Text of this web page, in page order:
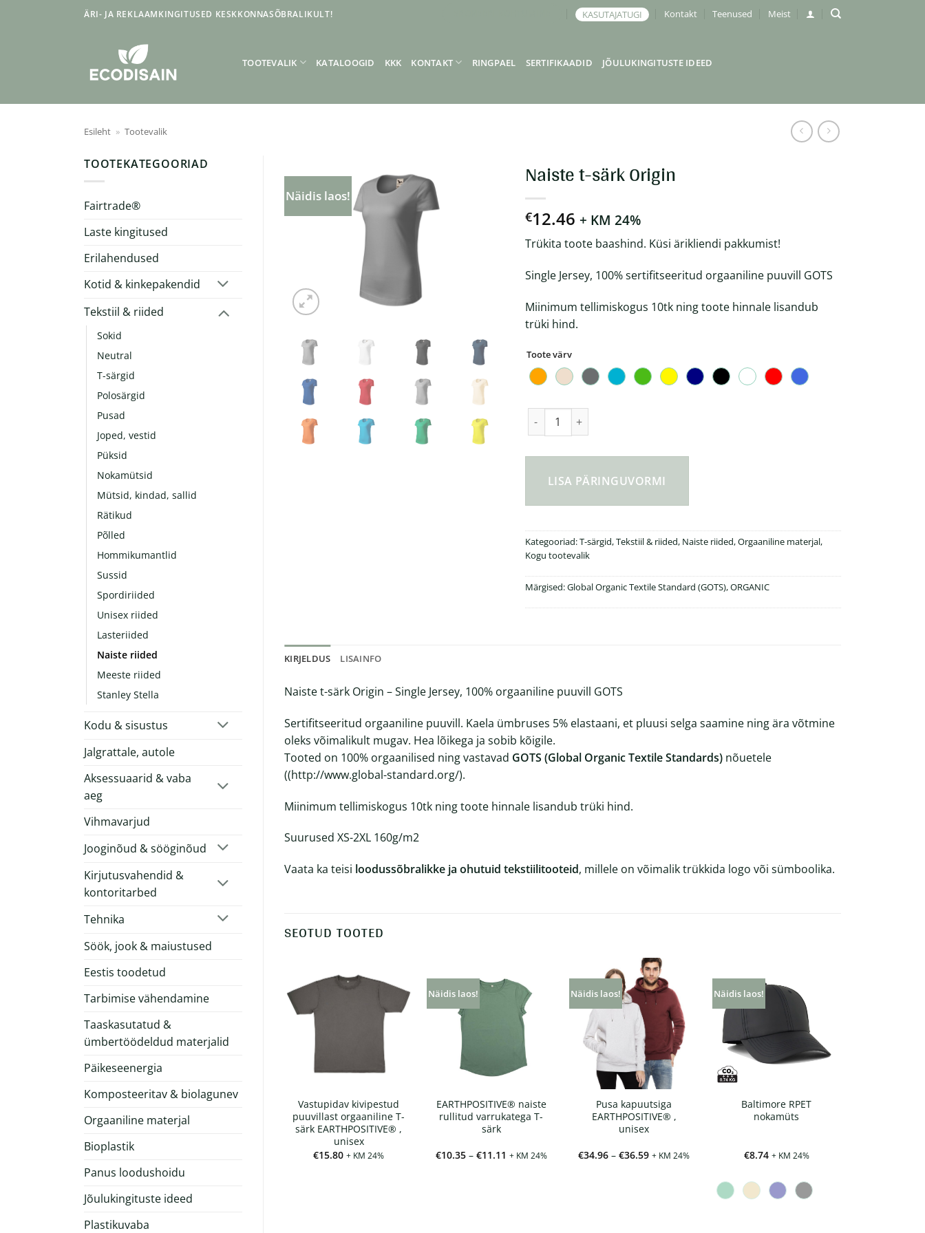
ÄRI- JA REKLAAMKINGITUSED KESKKONNASÕBRALIKULT! KASUTAJATUGI Kontakt Teenused Meist
TOOTEVALIK KATALOOGID KKK KONTAKT RINGPAEL SERTIFIKAADID JÕULUKINGITUSTE IDEED
Esileht » Tootevalik
TOOTEKATEGOORIAD
Fairtrade®
Laste kingitused
Erilahendused
Kotid & kinkepakendid
Tekstiil & riided
Sokid
Neutral
T-särgid
Polosärgid
Pusad
Joped, vestid
Püksid
Nokamütsid
Mütsid, kindad, sallid
Rätikud
Põlled
Hommikumantlid
Sussid
Spordiriided
Unisex riided
Lasteriided
Naiste riided
Meeste riided
Stanley Stella
Kodu & sisustus
Jalgrattale, autole
Aksessuaarid & vaba
aeg
Vihmavarjud
Jooginõud & sööginõud
Kirjutusvahendid &
kontoritarbed
Tehnika
Söök, jook & maiustused
Eestis toodetud
Tarbimise vähendamine
Taaskasutatud &
ümbertöödeldud materjalid
Päikeseenergia
Komposteeritav & biolagunev
Orgaaniline materjal
Bioplastik
Panus loodushoidu
Jõulukingituste ideed
Plastikuvaba
Näidis laos!
Naiste t-särk Origin
€12.46 + KM 24%
Trükita toote baashind. Küsi ärikliendi pakkumist!
Single Jersey, 100% sertifitseeritud orgaaniline puuvill GOTS
Miinimum tellimiskogus 10tk ning toote hinnale lisandub
trüki hind.
Toote värv
LISA PÄRINGUVORMI
Kategooriad:T-särgid,Tekstiil & riided, Naiste riided,Orgaaniline materjal,
Kogu tootevalik
Märgised:Global Organic Textile Standard (GOTS),ORGANIC
KIRJELDUS LISAINFO
Naiste t-särk Origin – Single Jersey, 100% orgaaniline puuvill GOTS
Sertifitseeritud orgaaniline puuvill. Kaela ümbruses 5% elastaani, et pluusi selga saamine ning ära võtmine
oleks võimalikult mugav. Hea lõikega ja sobib kõigile.
Tooted on 100% orgaanilised ning vastavad GOTS (Global Organic Textile Standards) nõuetele
((http://www.global-standard.org/).
Miinimum tellimiskogus 10tk ning toote hinnale lisandub trüki hind.
Suurused XS-2XL 160g/m2
Vaata ka teisi loodussõbralikke ja ohutuid tekstiilitooteid, millele on võimalik trükkida logo või sümboolika.
SEOTUD TOOTED
Vastupidav kivipestud
puuvillast orgaaniline T-
särk EARTHPOSITIVE® ,
unisex
€15.80 + KM 24%
Näidis laos!
EARTHPOSITIVE® naiste
rullitud varrukatega T-
särk
€10.35 – €11.11 Hinnavahemik:
+ KM 24%
Näidis laos!
Pusa kapuutsiga
EARTHPOSITIVE® ,
unisex
€34.96 – €36.59Hinnavahemik:
+ KM 24%
Näidis laos!
Baltimore RPET
nokamüts
€8.74 + KM 24%
Impact viie paneeliga
nokamüts 280gr
Hinnavahemik:
kuni
+ KM 24%
Meeste rullitud
varrukatega T-särk
EARTHPOSITIVE®